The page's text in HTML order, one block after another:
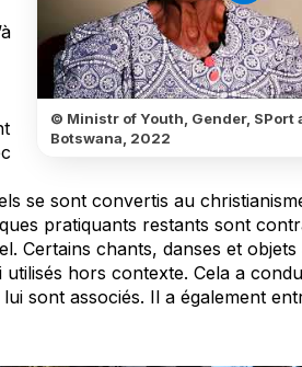
© Ministr of Youth, Gender, SPort
Botswana, 2022
se sont convertis au
pratiquants restants sont
Certains chants, danses et
hors contexte. Cela a
sont associés. Il a également